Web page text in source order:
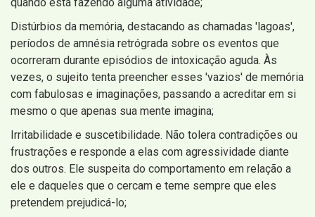
quando está fazendo alguma atividade;
Distúrbios da memória, destacando as chamadas 'lagoas',
períodos de amnésia retrógrada sobre os eventos que
ocorreram durante episódios de intoxicação aguda. Às
vezes, o sujeito tenta preencher esses 'vazios' de memória
com fabulosas e imaginações, passando a acreditar em si
mesmo o que apenas sua mente imagina;
Irritabilidade e suscetibilidade. Não tolera contradições ou
frustrações e responde a elas com agressividade diante
dos outros. Ele suspeita do comportamento em relação a
ele e daqueles que o cercam e teme sempre que eles
pretendem prejudicá-lo;